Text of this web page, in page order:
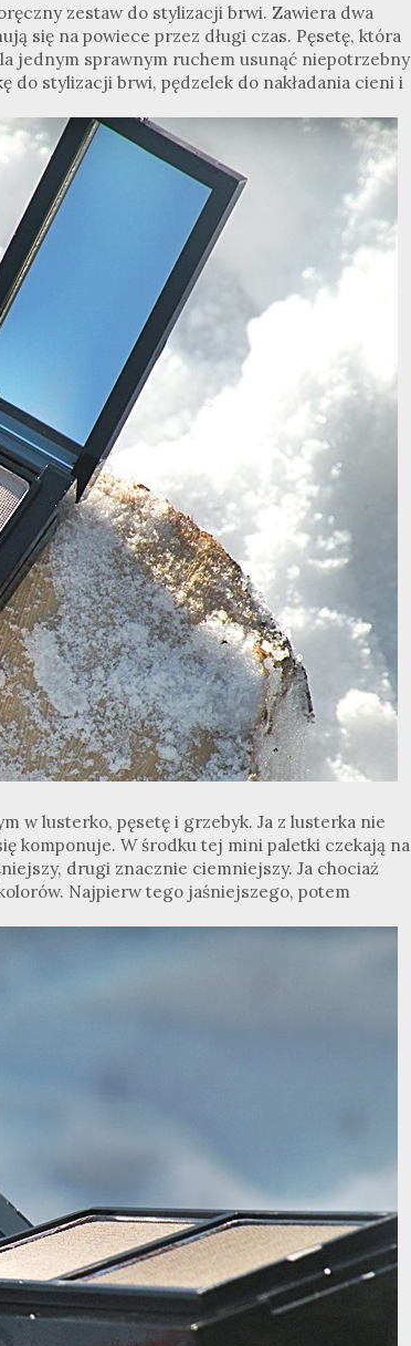
zestaw do stylizacji brwi. Zawiera dwa
się na powiece przez długi czas. Pęsetę, która
jednym sprawnym ruchem usunąć niepotrzebny
do stylizacji brwi, pędzelek do nakładania cieni i
w lusterko, pęsetę i grzebyk. Ja z lusterka nie
komponuje. W środku tej mini paletki czekają na
drugi znacznie ciemniejszy. Ja chociaż
Najpierw tego jaśniejszego, potem